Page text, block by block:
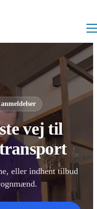
anmeldelser
vej til
eller indhent tilbud